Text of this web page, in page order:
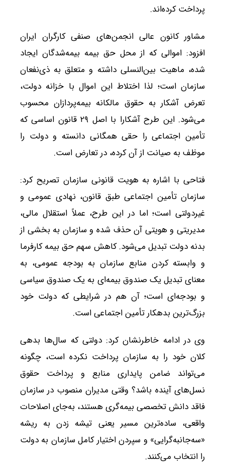
پرداخت کرده‌اند.
مشاور کانون عالی انجمن‌های صنفی کارگران ایران
افزود: اموالی که از محل حق بیمه بیمه‌شدگان ایجاد
شده، ماهیت بین‌النسلی داشته و متعلق به ذی‌نفعان
سازمان است؛ لذا اختلاط این اموال با خزانه دولت،
تعرض آشکار به حقوق مالکانه بیمه‌پردازان محسوب
می‌شود. این طرح آشکارا با اصل ۲۹ قانون اساسی که
تأمین اجتماعی را حقی همگانی دانسته و دولت را
موظف به صیانت از آن کرده، در تعارض است.
فتاحی با اشاره به هویت قانونی سازمان تصریح کرد:
سازمان تأمین اجتماعی طبق قانون، نهادی عمومی و
غیردولتی است؛ اما در این طرح، عملاً استقلال مالی،
مدیریتی و هویتی آن حذف شده و سازمان به بخشی از
بدنه دولت تبدیل می‌شود. کاهش سهم حق بیمه کارفرما
و وابسته کردن منابع سازمان به بودجه عمومی، به
معنای تبدیل یک صندوق بیمه‌ای به یک صندوق سیاسی
و بودجه‌ای است؛ آن هم در شرایطی که دولت خود
بزرگ‌ترین بدهکار تأمین اجتماعی است.
وی در ادامه خاطرنشان کرد: دولتی که سال‌ها بدهی
کلان خود را به سازمان پرداخت نکرده است، چگونه
می‌تواند ضامن پایداری منابع و پرداخت حقوق
نسل‌های آینده باشد؟ وقتی مدیران منصوب در سازمان
فاقد دانش تخصصی بیمه‌گری هستند، به‌جای اصلاحات
واقعی، ساده‌ترین مسیر یعنی تیشه زدن به ریشه
«سه‌جانبه‌گرایی» و سپردن اختیار کامل سازمان به دولت
را انتخاب می‌کنند.